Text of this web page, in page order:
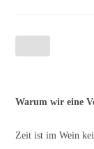
Warum wir eine
Zeit ist im Wein